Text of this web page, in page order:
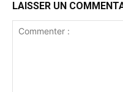
LAISSER UN